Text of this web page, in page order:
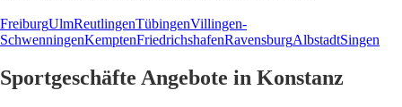
FreiburgUlmReutlingenTübingenVillingen-
SchwenningenKemptenFriedrichshafenRavensburgAlbstadtSingen
Sportgeschäfte Angebote in Konstanz